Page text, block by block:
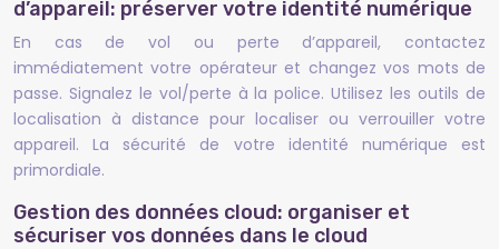
d’appareil: préserver votre identité numérique
En cas de vol ou perte d’appareil, contactez
immédiatement votre opérateur et changez vos mots de
passe. Signalez le vol/perte à la police. Utilisez les outils de
localisation à distance pour localiser ou verrouiller votre
appareil. La sécurité de votre identité numérique est
primordiale.
Gestion des données cloud: organiser et
sécuriser vos données dans le cloud